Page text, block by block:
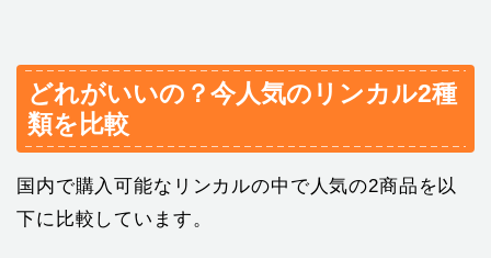
どれがいいの？今人気のリンカル2種
類を比較
国内で購入可能なリンカルの中で人気の2商品を以
下に比較しています。